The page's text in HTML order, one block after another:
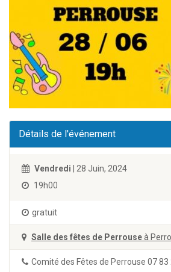
Détails de l'événement
Vendredi | 28 Juin, 2024
19h00
gratuit
Salle des fêtes de Perrouseà
Comité des Fêtes de Perrouse 07 83